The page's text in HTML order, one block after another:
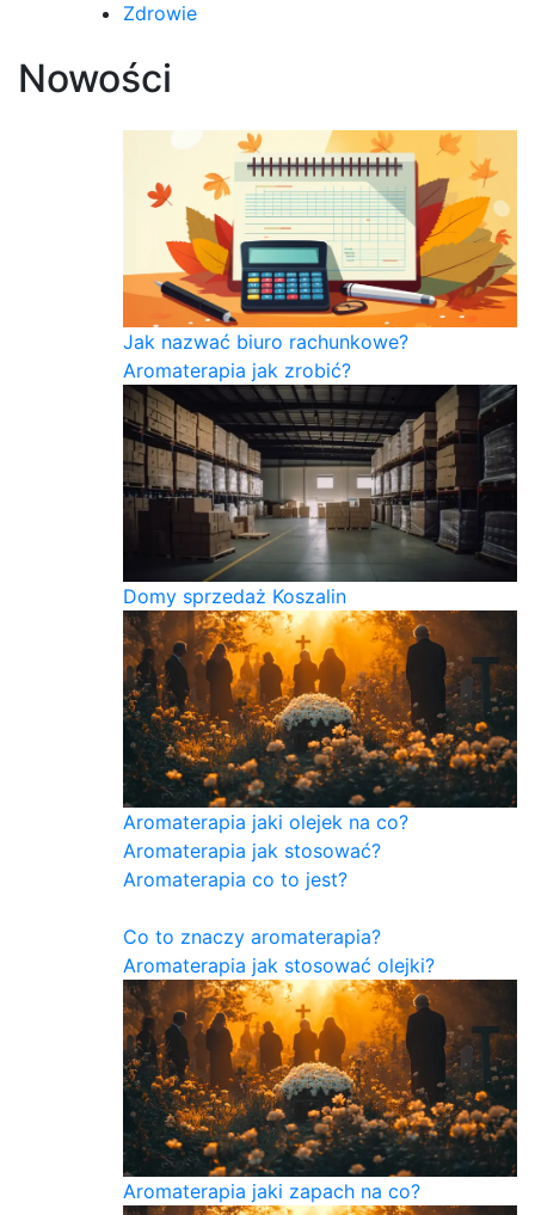
Zdrowie
Nowości
Jak nazwać biuro rachunkowe?
Aromaterapia jak zrobić?
Domy sprzedaż Koszalin
Aromaterapia jaki olejek na co?
Aromaterapia jak stosować?
Aromaterapia co to jest?
Co to znaczy aromaterapia?
Aromaterapia jak stosować olejki?
Aromaterapia jaki zapach na co?